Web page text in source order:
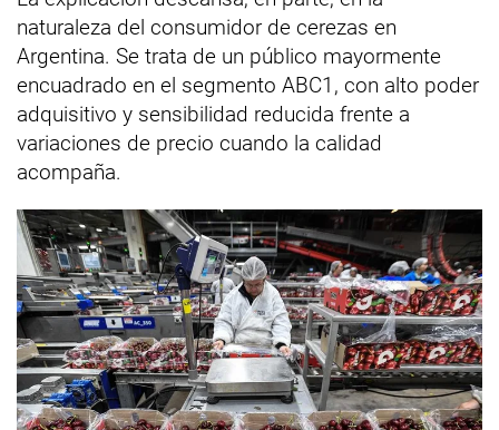
naturaleza del consumidor de cerezas en
Argentina. Se trata de un público mayormente
encuadrado en el segmento ABC1, con alto poder
adquisitivo y sensibilidad reducida frente a
variaciones de precio cuando la calidad
acompaña.